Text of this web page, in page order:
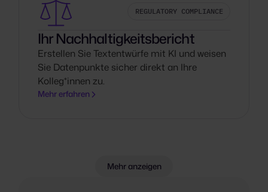
REGULATORY COMPLIANCE
Ihr Nachhaltigkeitsbericht
Erstellen Sie Textentwürfe mit KI und weisen
Sie Datenpunkte sicher direkt an Ihre
Kolleg*innen zu.
Mehr erfahren
Mehr anzeigen